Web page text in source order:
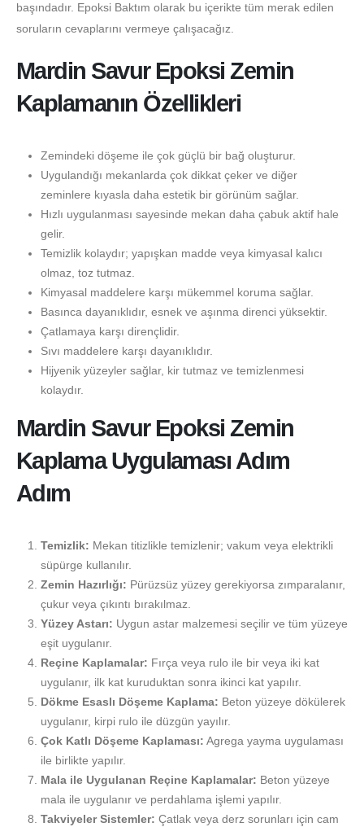
başındadır. Epoksi Baktım olarak bu içerikte tüm merak edilen
soruların cevaplarını vermeye çalışacağız.
Mardin Savur Epoksi Zemin
Kaplamanın Özellikleri
Zemindeki döşeme ile çok güçlü bir bağ oluşturur.
Uygulandığı mekanlarda çok dikkat çeker ve diğer
zeminlere kıyasla daha estetik bir görünüm sağlar.
Hızlı uygulanması sayesinde mekan daha çabuk aktif hale
gelir.
Temizlik kolaydır; yapışkan madde veya kimyasal kalıcı
olmaz, toz tutmaz.
Kimyasal maddelere karşı mükemmel koruma sağlar.
Basınca dayanıklıdır, esnek ve aşınma direnci yüksektir.
Çatlamaya karşı dirençlidir.
Sıvı maddelere karşı dayanıklıdır.
Hijyenik yüzeyler sağlar, kir tutmaz ve temizlenmesi
kolaydır.
Mardin Savur Epoksi Zemin
Kaplama Uygulaması Adım
Adım
Temizlik: Mekan titizlikle temizlenir; vakum veya elektrikli
süpürge kullanılır.
Zemin Hazırlığı: Pürüzsüz yüzey gerekiyorsa zımparalanır,
çukur veya çıkıntı bırakılmaz.
Yüzey Astarı: Uygun astar malzemesi seçilir ve tüm yüzeye
eşit uygulanır.
Reçine Kaplamalar: Fırça veya rulo ile bir veya iki kat
uygulanır, ilk kat kuruduktan sonra ikinci kat yapılır.
Dökme Esaslı Döşeme Kaplama: Beton yüzeye dökülerek
uygulanır, kirpi rulo ile düzgün yayılır.
Çok Katlı Döşeme Kaplaması: Agrega yayma uygulaması
ile birlikte yapılır.
Mala ile Uygulanan Reçine Kaplamalar: Beton yüzeye
mala ile uygulanır ve perdahlama işlemi yapılır.
Takviyeler Sistemler: Çatlak veya derz sorunları için cam